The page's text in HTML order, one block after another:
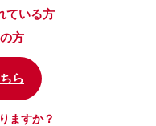
ている方
方
ら
ますか？